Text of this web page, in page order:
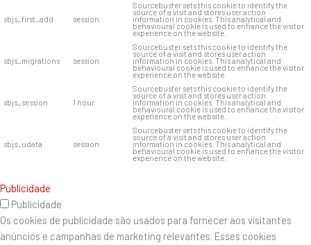
sbjs_first_add session
Sourcebuster sets this cookie to identify the
source of a visit and stores user action
information in cookies. This analytical and
behavioural cookie is used to enhance the visitor
experience on the website.
sbjs_migrations session
Sourcebuster sets this cookie to identify the
source of a visit and stores user action
information in cookies. This analytical and
behavioural cookie is used to enhance the visitor
experience on the website.
sbjs_session 1 hour
Sourcebuster sets this cookie to identify the
source of a visit and stores user action
information in cookies. This analytical and
behavioural cookie is used to enhance the visitor
experience on the website.
sbjs_udata session
Sourcebuster sets this cookie to identify the
source of a visit and stores user action
information in cookies. This analytical and
behavioural cookie is used to enhance the visitor
experience on the website.
Publicidade
Publicidade
Os cookies de publicidade são usados ​​para fornecer aos visitantes
anúncios e campanhas de marketing relevantes. Esses cookies